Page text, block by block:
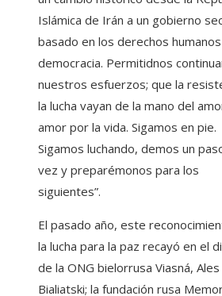
Islámica de Irán a un gobierno
basado en los derechos
democracia. Permitidnos
nuestros esfuerzos; que la
la lucha vayan de la mano del
amor por la vida. Sigamos en pie.
Sigamos luchando, demos un
vez y preparémonos para los
siguientes”.
El pasado año, este
la lucha para la paz recayó en el
de la ONG bielorrusa Viasná, Ales
Bialiatski; la fundación rusa